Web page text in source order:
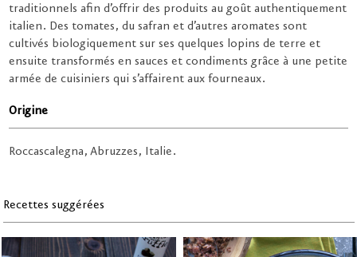
traditionnels afin d’offrir des produits au goût authentiquement
italien. Des tomates, du safran et d’autres aromates sont
cultivés biologiquement sur ses quelques lopins de terre et
ensuite transformés en sauces et condiments grâce à une petite
armée de cuisiniers qui s’affairent aux fourneaux.
Origine
Roccascalegna, Abruzzes, Italie.
Recettes suggérées